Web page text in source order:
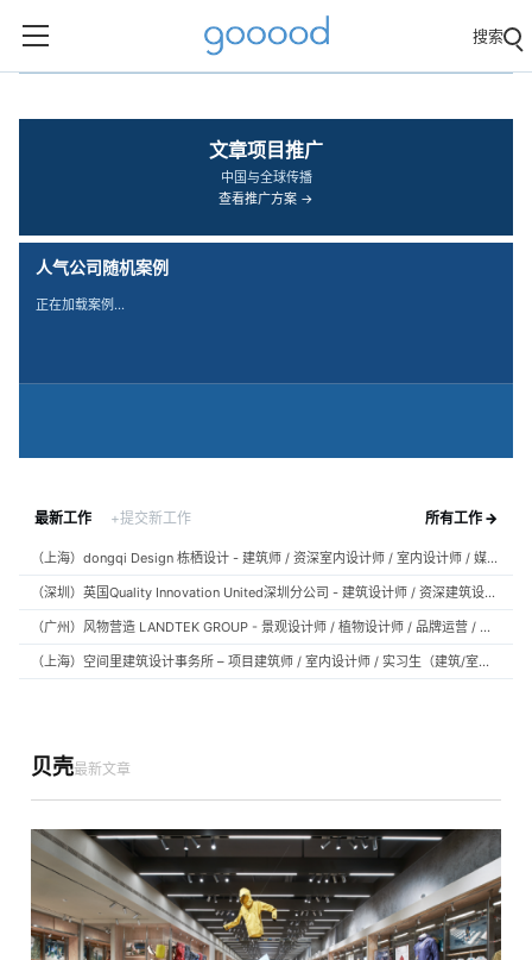
搜索
文章项目推广
中国与全球传播
查看推广方案 →
人气公司随机案例
正在加载案例…
最新工作 +提交新工作 所有工作 →
（上海）dongqi Design 栋栖设计 - 建筑师 / 资深室内设计师 / 室内设计师 / 媒体及公共关系主管 / 设计实习生（常年招聘）
（深圳）英国Quality Innovation United深圳分公司 - 建筑设计师 / 资深建筑设计师 / 室内设计师 / 设计实习生
（广州）风物营造 LANDTEK GROUP - 景观设计师 / 植物设计师 / 品牌运营 / 实习生
（上海）空间里建筑设计事务所 – 项目建筑师 / 室内设计师 / 实习生（建筑/室内）
贝壳最新文章